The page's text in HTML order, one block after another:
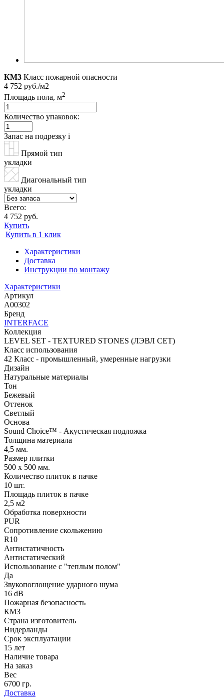
КМ3 Класс пожарной опасности
4 752 руб./м2
Площадь пола, м2
Количество упаковок:
Запас на подрезку i
Прямой тип
укладки
Диагональный тип
укладки
Всего:
4 752 руб.
Купить
Купить в 1 клик
Характеристики
Доставка
Инструкции по монтажу
Характеристики
Артикул
A00302
Бренд
INTERFACE
Коллекция
LEVEL SET - TEXTURED STONES (ЛЭВЛ СЕТ)
Класс использования
42 Класс - промышленный, умеренные нагрузки
Дизайн
Натуральные материалы
Тон
Бежевый
Оттенок
Светлый
Основа
Sound Choice™ - Акустическая подложка
Толщина материала
4,5 мм.
Размер плитки
500 х 500 мм.
Количество плиток в пачке
10 шт.
Площадь плиток в пачке
2,5 м2
Обработка поверхности
PUR
Сопротивление скольжению
R10
Антистатичность
Антистатический
Использование с "теплым полом"
Да
Звукопоглощение ударного шума
16 dB
Пожарная безопасность
КМ3
Страна изготовитель
Нидерланды
Срок эксплуатации
15 лет
Наличие товара
На заказ
Вес
6700 гр.
Доставка